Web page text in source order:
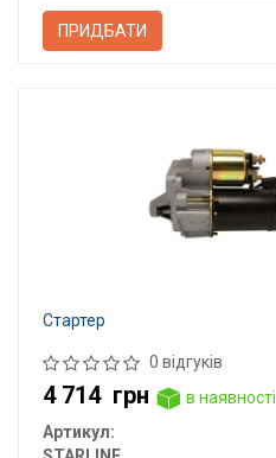
ПРИДБАТИ
Стартер
0 відгуків
4 714 грн
в наявності
Артикул: